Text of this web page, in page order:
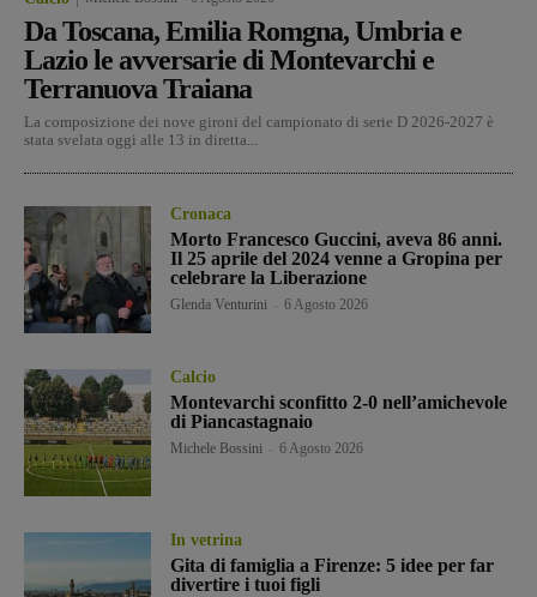
Da Toscana, Emilia Romgna, Umbria e
Lazio le avversarie di Montevarchi e
Terranuova Traiana
La composizione dei nove gironi del campionato di serie D 2026-2027 è
stata svelata oggi alle 13 in diretta...
Cronaca
Morto Francesco Guccini, aveva 86 anni.
Il 25 aprile del 2024 venne a Gropina per
celebrare la Liberazione
Glenda Venturini 6 Agosto 2026
Calcio
Montevarchi sconfitto 2-0 nell’amichevole
di Piancastagnaio
Michele Bossini 6 Agosto 2026
In vetrina
Gita di famiglia a Firenze: 5 idee per far
divertire i tuoi figli